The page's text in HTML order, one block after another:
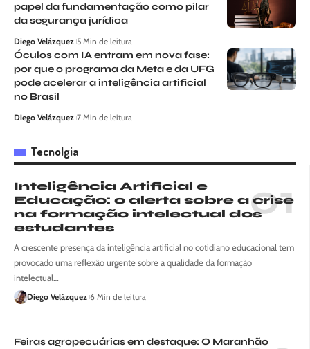
papel da fundamentação como pilar
da segurança jurídica
Diego Velázquez 5 Min de leitura
Óculos com IA entram em nova fase:
por que o programa da Meta e da UFG
pode acelerar a inteligência artificial
no Brasil
Diego Velázquez 7 Min de leitura
Tecnolgia
Inteligência Artificial e
Educação: o alerta sobre a crise
na formação intelectual dos
estudantes
A crescente presença da inteligência artificial no cotidiano educacional tem
provocado uma reflexão urgente sobre a qualidade da formação
intelectual…
Diego Velázquez 6 Min de leitura
Feiras agropecuárias em destaque: O Maranhão